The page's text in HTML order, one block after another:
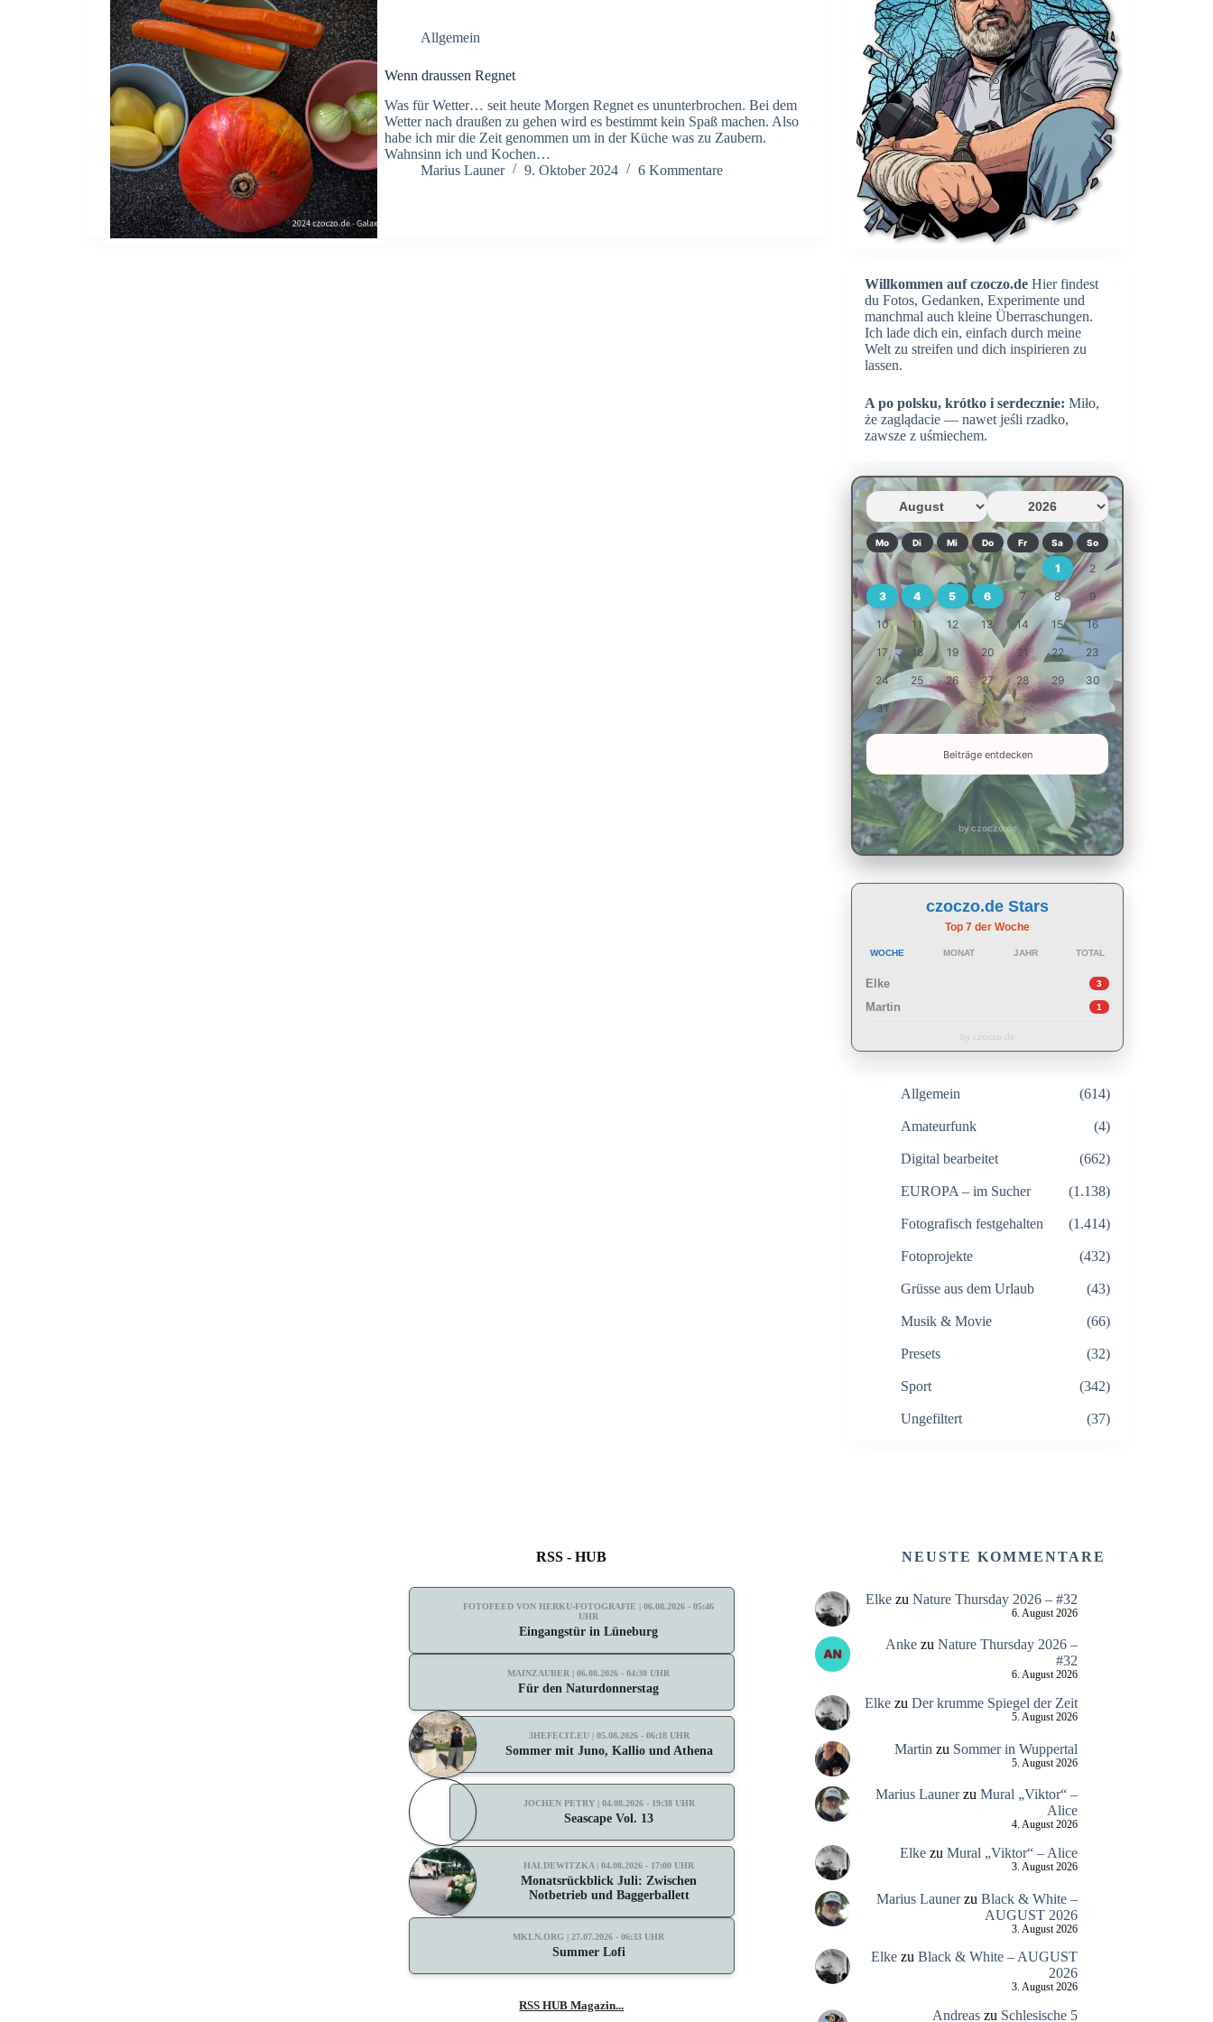
Allgemein
Wenn draussen Regnet
Was für Wetter… seit heute Morgen Regnet es ununterbrochen. Bei dem
Wetter nach draußen zu gehen wird es bestimmt kein Spaß machen. Also
habe ich mir die Zeit genommen um in der Küche was zu Zaubern.
Wahnsinn ich und Kochen…
Marius Launer
9. Oktober 2024 6 Kommentare
Willkommen auf czoczo.de Hier findest
du Fotos, Gedanken, Experimente und
manchmal auch kleine Überraschungen.
Ich lade dich ein, einfach durch meine
Welt zu streifen und dich inspirieren zu
lassen.
A po polsku, krótko i serdecznie: Miło,
że zaglądacie — nawet jeśli rzadko,
zawsze z uśmiechem.
Mo Di Mi Do Fr Sa So
1 2
3 4 5 6 7 8 9
10 11 12 13 14 15 16
17 18 19 20 21 22 23
24 25 26 27 28 29 30
31
Beiträge entdecken
by czoczo.de
czoczo.de Stars
Top 7 der Woche
WOCHE MONAT JAHR TOTAL
Elke 3
Martin 1
by czoczo.de
Allgemein (614)
Amateurfunk (4)
Digital bearbeitet (662)
EUROPA – im Sucher (1.138)
Fotografisch festgehalten (1.414)
Fotoprojekte (432)
Grüsse aus dem Urlaub (43)
Musik & Movie (66)
Presets (32)
Sport (342)
Ungefiltert (37)
RSS - HUB
FOTOFEED VON HERKU-FOTOGRAFIE | 06.08.2026 - 05:46
UHR
Eingangstür in Lüneburg
MAINZAUBER | 06.08.2026 - 04:30 UHR
Für den Naturdonnerstag
3HEFECIT.EU | 05.08.2026 - 06:18 UHR
Sommer mit Juno, Kallio und Athena
JOCHEN PETRY | 04.08.2026 - 19:38 UHR
Seascape Vol. 13
HALDEWITZKA | 04.08.2026 - 17:00 UHR
Monatsrückblick Juli: Zwischen
Notbetrieb und Baggerballett
MKLN.ORG | 27.07.2026 - 06:33 UHR
Summer Lofi
RSS HUB Magazin...
NEUSTE KOMMENTARE
Elkezu Nature Thursday 2026 – #32
6. August 2026
Ankezu Nature Thursday 2026 –
#32
6. August 2026
Elkezu Der krumme Spiegel der Zeit
5. August 2026
Martin zu Sommer in Wuppertal
5. August 2026
Marius Launerzu Mural „Viktor“ –
Alice
4. August 2026
Elkezu Mural „Viktor“ – Alice
3. August 2026
Marius Launerzu Black & White –
AUGUST 2026
3. August 2026
Elkezu Black & White – AUGUST
2026
3. August 2026
Andreaszu Schlesische 5